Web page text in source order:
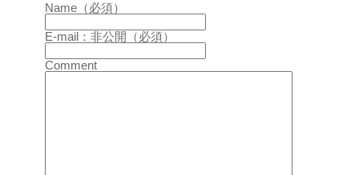
Name（必須）
E-mail：非公開（必須）
Comment